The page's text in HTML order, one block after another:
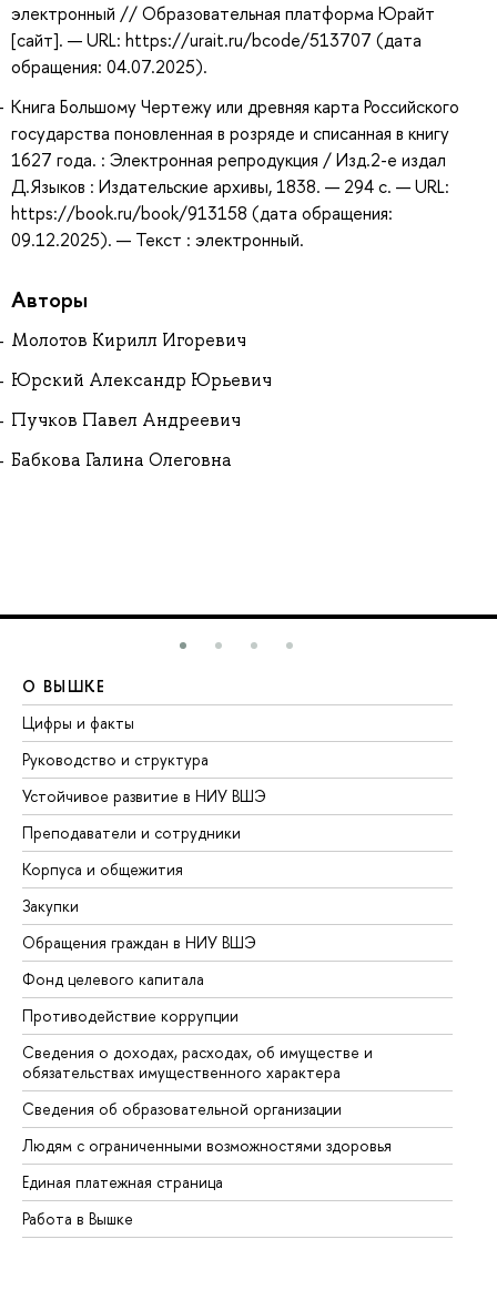
электронный // Образовательная платформа Юрайт
[сайт]. — URL: https://urait.ru/bcode/513707 (дата
обращения: 04.07.2025).
Книга Большому Чертежу или древняя карта Российского
государства поновленная в розряде и списанная в книгу
1627 года. : Электронная репродукция / Изд.2-е издал
Д.Языков : Издательские архивы, 1838. — 294 с. — URL:
https://book.ru/book/913158 (дата обращения:
09.12.2025). — Текст : электронный.
Авторы
Молотов Кирилл Игоревич
Юрский Александр Юрьевич
Пучков Павел Андреевич
Бабкова Галина Олеговна
О ВЫШКЕ
Цифры и факты
Руководство и структура
Устойчивое развитие в НИУ ВШЭ
Преподаватели и сотрудники
Корпуса и общежития
Закупки
Обращения граждан в НИУ ВШЭ
Фонд целевого капитала
Противодействие коррупции
Сведения о доходах, расходах, об имуществе и
обязательствах имущественного характера
Сведения об образовательной организации
Людям с ограниченными возможностями здоровья
Единая платежная страница
Работа в Вышке